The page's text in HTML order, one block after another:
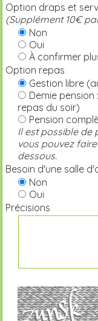
Option draps et
(Supplément 10€
Non
Oui
À confirmer
Option repas
Gestion libre
Demie
repas du soir)
Pension
Il est possible de
vous pouvez
dessous.
Besoin d'une salle
Non
Oui
Précisions